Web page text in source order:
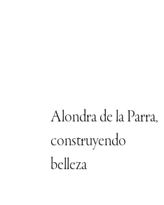
Alondra de la Parra,
construyendo
belleza